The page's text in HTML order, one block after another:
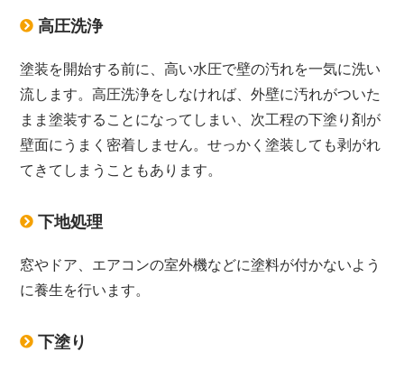
高圧洗浄
塗装を開始する前に、高い水圧で壁の汚れを一気に洗い
流します。高圧洗浄をしなければ、外壁に汚れがついた
まま塗装することになってしまい、次工程の下塗り剤が
壁面にうまく密着しません。せっかく塗装しても剥がれ
てきてしまうこともあります。
下地処理
窓やドア、エアコンの室外機などに塗料が付かないよう
に養生を行います。
下塗り